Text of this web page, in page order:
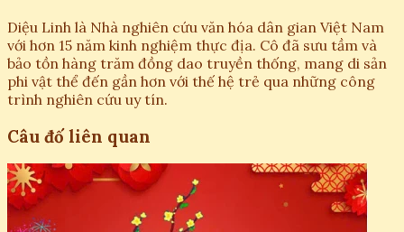
Diệu Linh là Nhà nghiên cứu văn hóa dân gian Việt Nam
với hơn 15 năm kinh nghiệm thực địa. Cô đã sưu tầm và
bảo tồn hàng trăm đồng dao truyền thống, mang di sản
phi vật thể đến gần hơn với thế hệ trẻ qua những công
trình nghiên cứu uy tín.
Câu đố liên quan